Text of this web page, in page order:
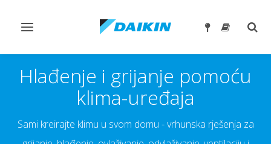
Toggle
Hlađenje i grijanje pomoću
klima-uređaja
Sami kreirajte klimu u svom domu - vrhunska rješenja za